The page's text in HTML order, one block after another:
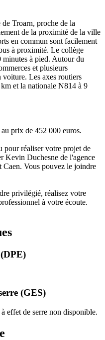
Troarn, proche de la
de la proximité de la ville
en commun sont facilement
à proximité. Le collège
à pied. Autour du
et plusieurs
voiture. Les axes routiers
et la nationale N814 à 9
prix de 452 000 euros.
pour réaliser votre projet de
Kevin Duchesne de l'agence
Vous pouvez le joindre
privilégié, réalisez votre
à votre écoute.
(GES)
effet de serre non disponible.